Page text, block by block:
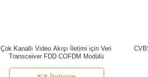
Çok Kanallı Video Akışı İletimi için Veri
Transceiver FDD COFDM Modülü